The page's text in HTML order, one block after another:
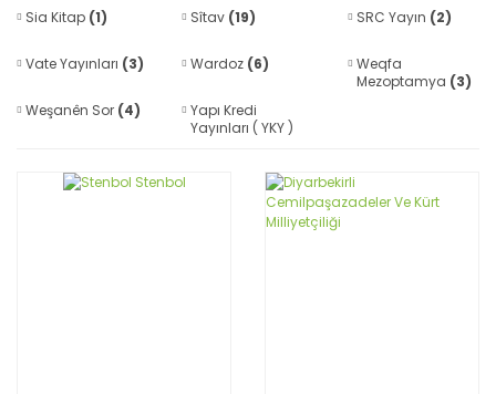
Sia Kitap (1) Sîtav (19) SRC Yayın (2)
Vate Yayınları (3) Wardoz (6)
Weqfa
Mezoptamya (3)
Weşanên Sor (4)
Yapı Kredi
Yayınları ( YKY )